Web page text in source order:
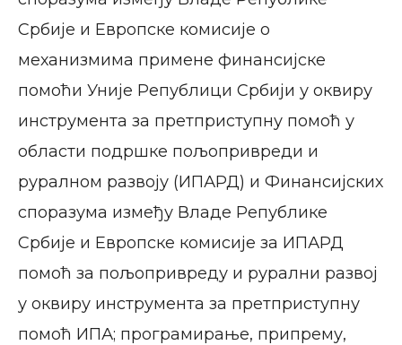
Србије и Европске комисије о
механизмима примене финансијске
помоћи Уније Републици Србији у оквиру
инструмента за претприступну помоћ у
области подршке пољопривреди и
руралном развоју (ИПАРД) и Финансијских
споразума између Владе Републике
Србије и Европске комисије за ИПАРД
помоћ за пољопривреду и рурални развој
у оквиру инструмента за претприступну
помоћ ИПА; програмирање, припрему,